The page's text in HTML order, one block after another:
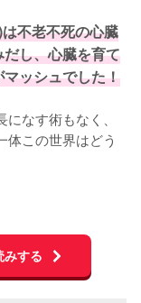
不老不死の心臓
し、心臓を育て
ッシュでした！
なす術もなく、
体この世界はどう
みする